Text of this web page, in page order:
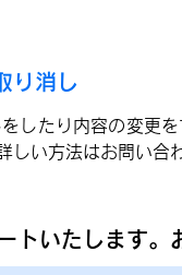
り消し
したり内容の変更
い方法はお問い合
いたします。